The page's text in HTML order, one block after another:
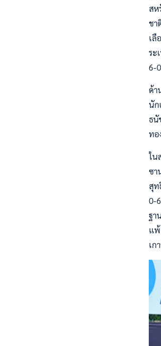
สห
ชา
เลื
ระ
6-
ด้า
นัก
ธนั
ทอ
ใน
ซา
สุท
0-
ฐา
แพ้
เก